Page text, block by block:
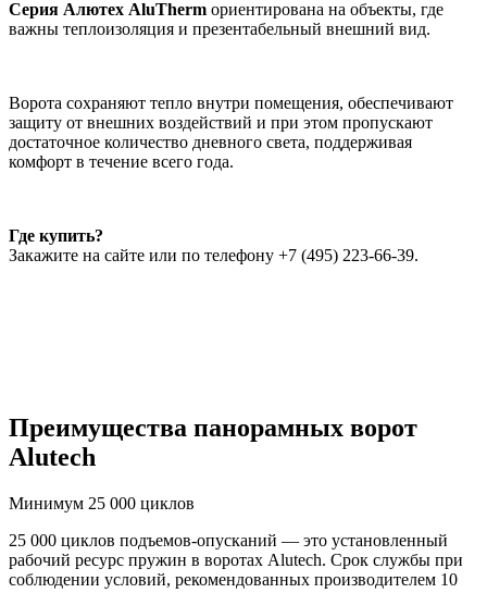
Серия Алютех AluTherm ориентирована на объекты, где
важны теплоизоляция и презентабельный внешний вид.
Ворота сохраняют тепло внутри помещения, обеспечивают
защиту от внешних воздействий и при этом пропускают
достаточное количество дневного света, поддерживая
комфорт в течение всего года.
Где купить?
Закажите на сайте или по телефону +7 (495) 223-66-39.
Преимущества панорамных ворот
Alutech
Минимум 25 000 циклов
25 000 циклов подъемов-опусканий — это установленный
рабочий ресурс пружин в воротах Alutech. Срок службы при
соблюдении условий, рекомендованных производителем 10